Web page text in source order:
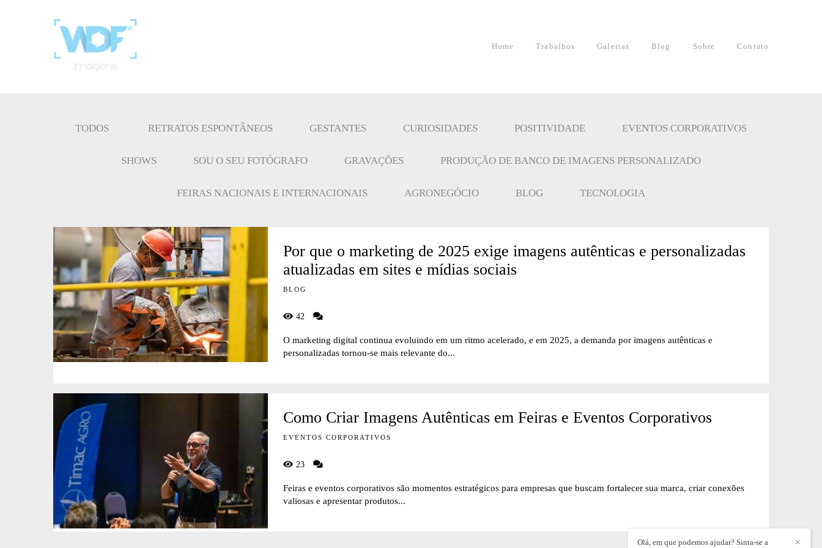
Home Trabalhos Galerias Blog Sobre Contato
TODOS RETRATOS ESPONTÂNEOS GESTANTES CURIOSIDADES POSITIVIDADE EVENTOS CORPORATIVOS
SHOWS SOU O SEU FOTÓGRAFO GRAVAÇÕES PRODUÇÃO DE BANCO DE IMAGENS PERSONALIZADO
FEIRAS NACIONAIS E INTERNACIONAIS AGRONEGÓCIO BLOG TECNOLOGIA
Por que o marketing de 2025 exige imagens autênticas e personalizadas
atualizadas em sites e mídias sociais
BLOG
42
O marketing digital continua evoluindo em um ritmo acelerado, e em 2025, a demanda por imagens autênticas e
personalizadas tornou-se mais relevante do...
Como Criar Imagens Autênticas em Feiras e Eventos Corporativos
EVENTOS CORPORATIVOS
23
Feiras e eventos corporativos são momentos estratégicos para empresas que buscam fortalecer sua marca, criar conexões
valiosas e apresentar produtos...
✕
Olá, em que podemos ajudar? Sinta-se a